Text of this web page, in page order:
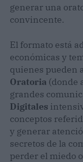
generar una
convincente.
El formato está
económicas y
quienes pueden
Oratoria (donde
grandes
Digitales
conceptos
y generar
secretos de la
perder el miedo